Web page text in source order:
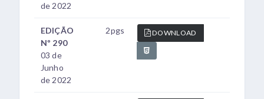
de 2022
EDIÇÃO
Nº 290
03 de
Junho
de 2022
2pgs DOWNLOAD